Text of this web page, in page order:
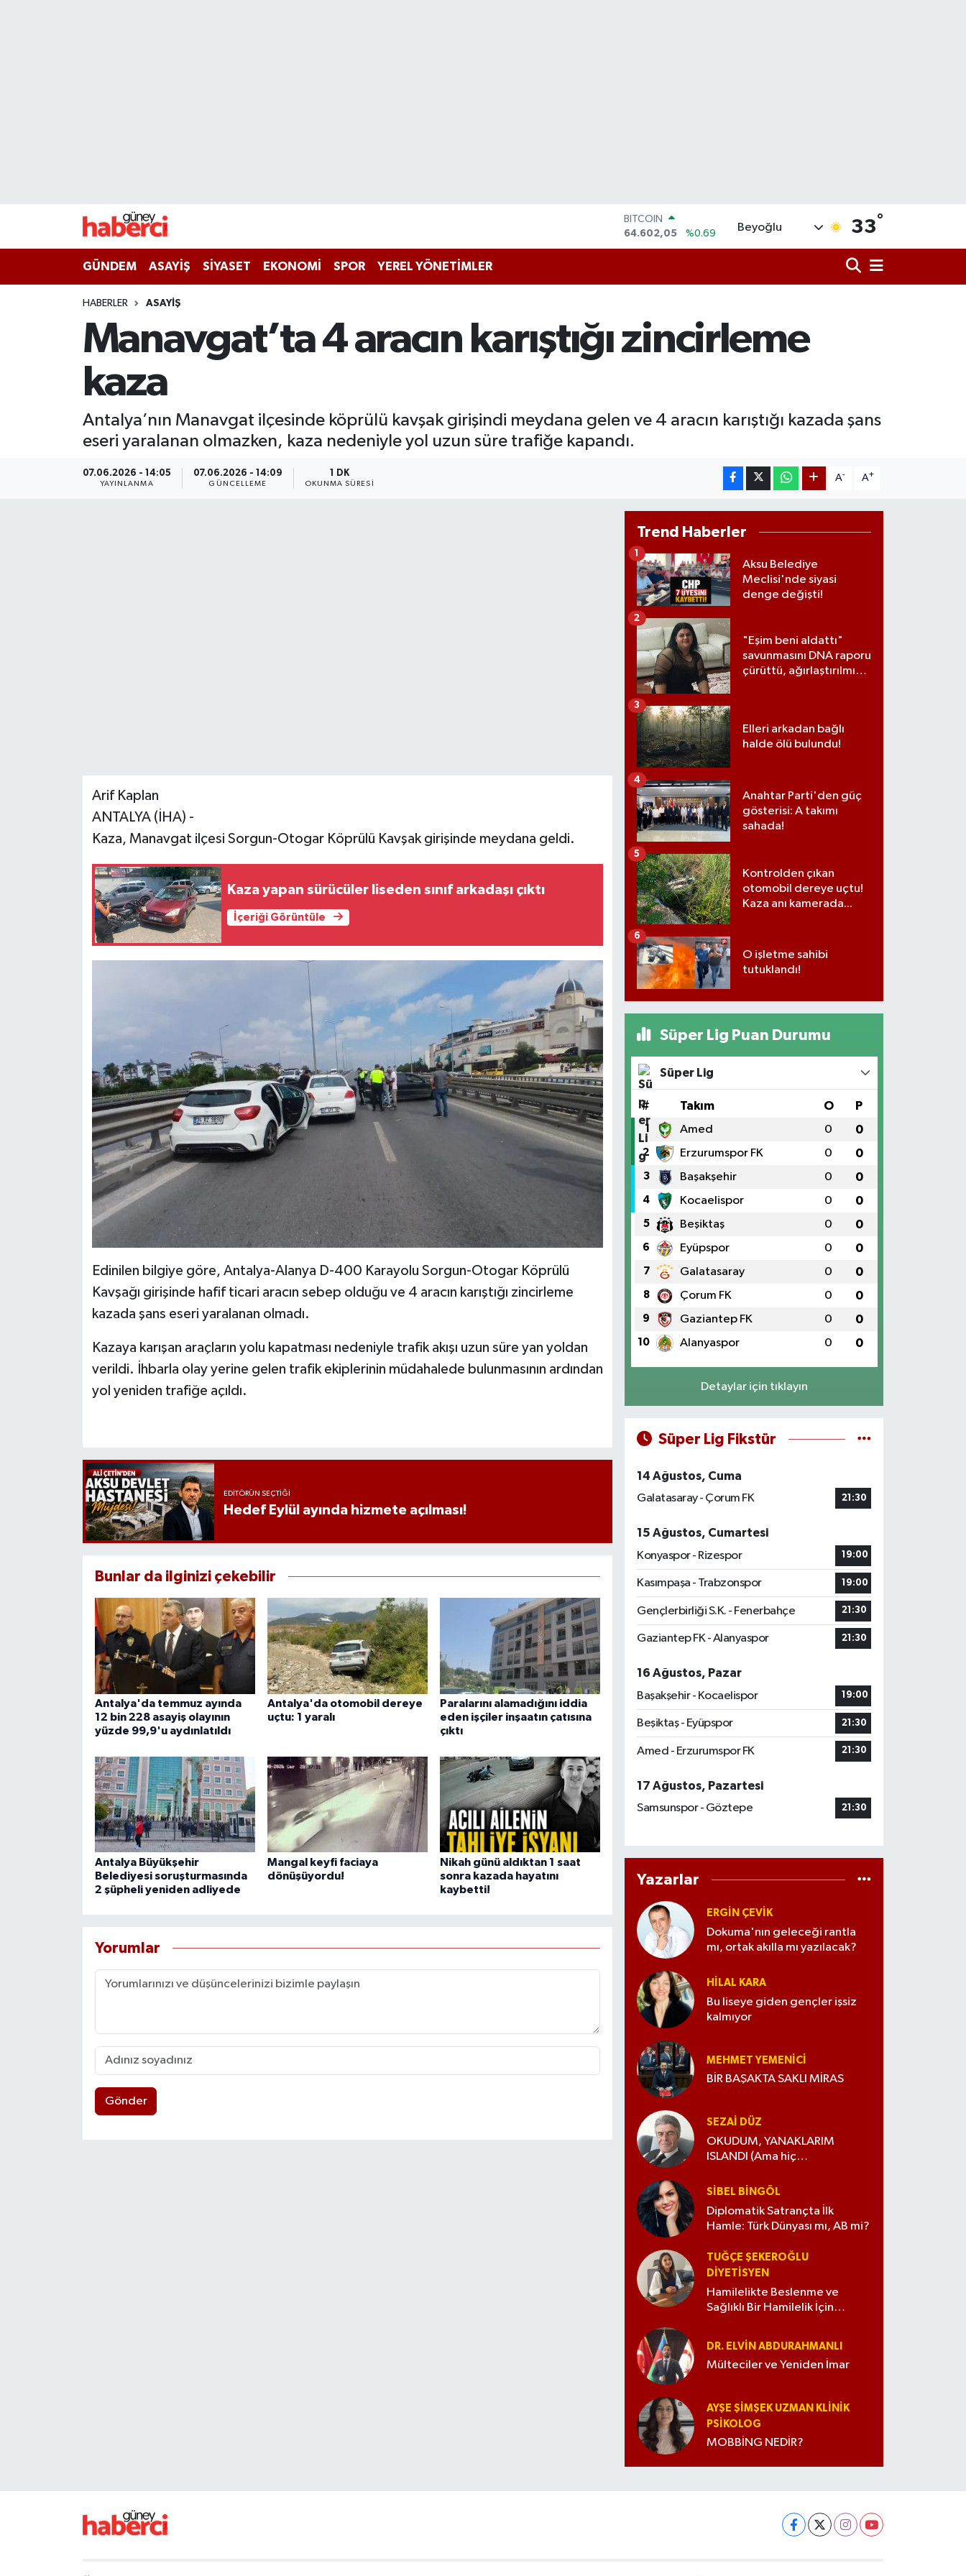
BITCOIN
64.602,05
%0.69
55,0250
%0.02
GRAM ALTIN
6513.94
%0.32
Beyoğlu 33°
GÜNDEM ASAYİŞ SİYASET EKONOMİ SPOR YEREL YÖNETİMLER
HABERLER ASAYİŞ
Manavgat’ta 4 aracın karıştığı zincirleme
kaza
Antalya’nın Manavgat ilçesinde köprülü kavşak girişindi meydana gelen ve 4 aracın karıştığı kazada şans
eseri yaralanan olmazken, kaza nedeniyle yol uzun süre trafiğe kapandı.
07.06.2026 - 14:05
YAYINLANMA
07.06.2026 - 14:09
GÜNCELLEME
1 DK
OKUNMA SÜRESI
A- A+
Arif Kaplan
ANTALYA (İHA) -
Kaza, Manavgat ilçesi Sorgun-Otogar Köprülü Kavşak girişinde meydana geldi.
Kaza yapan sürücüler liseden sınıf arkadaşı çıktı
İçeriği Görüntüle
Edinilen bilgiye göre, Antalya-Alanya D-400 Karayolu Sorgun-Otogar Köprülü
Kavşağı girişinde hafif ticari aracın sebep olduğu ve 4 aracın karıştığı zincirleme
kazada şans eseri yaralanan olmadı.
Kazaya karışan araçların yolu kapatması nedeniyle trafik akışı uzun süre yan yoldan
verildi. İhbarla olay yerine gelen trafik ekiplerinin müdahalede bulunmasının ardından
yol yeniden trafiğe açıldı.
EDITÖRÜN SEÇTIĞI
Hedef Eylül ayında hizmete açılması!
Bunlar da ilginizi çekebilir
Antalya'da temmuz ayında
12 bin 228 asayiş olayının
yüzde 99,9'u aydınlatıldı
Antalya'da otomobil dereye
uçtu: 1 yaralı
Paralarını alamadığını iddia
eden işçiler inşaatın çatısına
çıktı
Antalya Büyükşehir
Belediyesi soruşturmasında
2 şüpheli yeniden adliyede
Mangal keyfi faciaya
dönüşüyordu!
Nikah günü aldıktan 1 saat
sonra kazada hayatını
kaybetti!
Yorumlar
Gönder
Trend Haberler
Aksu Belediye
Meclisi'nde siyasi
denge değişti!
1
"Eşim beni aldattı"
savunmasını DNA raporu
çürüttü, ağırlaştırılmış
2
Elleri arkadan bağlı
halde ölü bulundu!
3
Anahtar Parti'den güç
gösterisi: A takımı
sahada!
4
Kontrolden çıkan
otomobil dereye uçtu!
Kaza anı kamerada...
5
O işletme sahibi
tutuklandı!
6
Süper Lig Puan Durumu
Süper Lig
# Takım O P
1 Amed 0 0
2 Erzurumspor FK 0 0
3 Başakşehir 0 0
4 Kocaelispor 0 0
5 Beşiktaş 0 0
6 Eyüpspor 0 0
7 Galatasaray 0 0
8 Çorum FK 0 0
9 Gaziantep FK 0 0
10 Alanyaspor 0 0
Detaylar için tıklayın
Süper Lig Fikstür
14 Ağustos, Cuma
Galatasaray - Çorum FK
21:30
15 Ağustos, Cumartesi
Konyaspor - Rizespor
19:00
Kasımpaşa - Trabzonspor 19:00
Gençlerbirliği S.K. - Fenerbahçe 21:30
Gaziantep FK - Alanyaspor 21:30
16 Ağustos, Pazar
Başakşehir - Kocaelispor
19:00
Beşiktaş - Eyüpspor 21:30
Amed - Erzurumspor FK 21:30
17 Ağustos, Pazartesi
Samsunspor - Göztepe
21:30
Yazarlar
ERGIN ÇEVİK
Dokuma'nın geleceği rantla
mı, ortak akılla mı yazılacak?
HILAL KARA
Bu liseye giden gençler işsiz
kalmıyor
MEHMET YEMENICI
BİR BAŞAKTA SAKLI MİRAS
SEZAI DÜZ
OKUDUM, YANAKLARIM
ISLANDI (Ama hiç
SIBEL BINGÖL
Diplomatik Satrançta İlk
Hamle: Türk Dünyası mı, AB mi?
TUĞÇE ŞEKEROĞLU
DIYETISYEN
Hamilelikte Beslenme ve
Sağlıklı Bir Hamilelik İçin
DR. ELVIN ABDURAHMANLI
Mülteciler ve Yeniden İmar
AYŞE ŞIMŞEK UZMAN KLINIK
PSIKOLOG
MOBBİNG NEDİR?
Haber Arşivi